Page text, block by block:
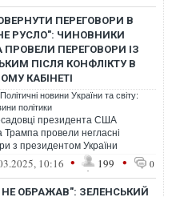
ПЕРЕГОВОРИ В
РУСЛО": ЧИНОВНИКИ
ПЕРЕГОВОРИ ІЗ
ПІСЛЯ КОНФЛІКТУ В
КАБІНЕТІ
Політичні новини України та світу:
політики
президента США
Трампа провели негласні
з президентом України
Зеленським та його
після конфлік...
10:16 • 199 • 0
НЕ ОБРАЖАВ": ЗЕЛЕНСЬКИЙ